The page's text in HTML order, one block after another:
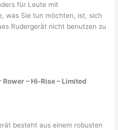
für Leute mit
was Sie tun möchten, ist, sich
Rudergerät nicht benutzen zu
– Hi-Rise – Limited
besteht aus einem robusten